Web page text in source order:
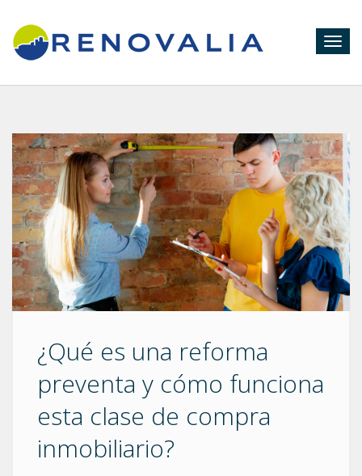
¿Qué es una reforma
preventa y cómo funciona
esta clase de compra
inmobiliario?